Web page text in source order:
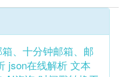
、十分钟邮箱、邮
json在线解析 文本